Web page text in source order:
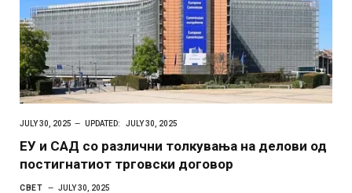
JULY 30, 2025 UPDATED: JULY 30, 2025
ЕУ и САД со различни толкувања на делови од
постигнатиот трговски договор
СВЕТ JULY 30, 2025